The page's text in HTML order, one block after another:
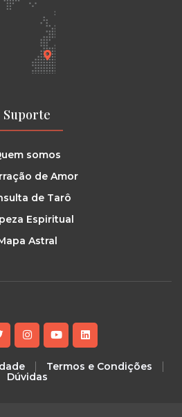
Suporte
somos
de Amor
de Tarô
Espiritual
Astral
Termos e Condições
Dúvidas